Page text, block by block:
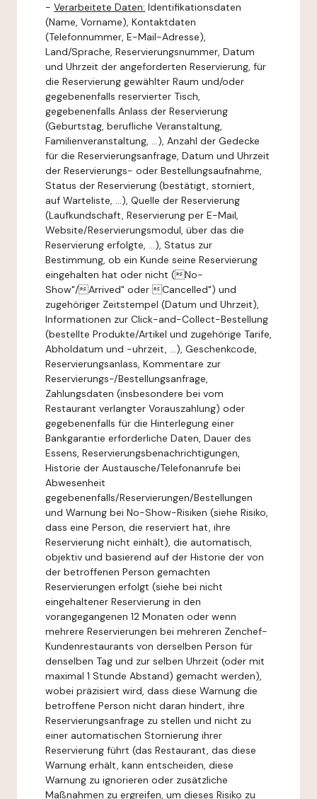
- Verarbeitete Daten: Identifikationsdaten
(Name, Vorname), Kontaktdaten
(Telefonnummer, E-Mail-Adresse),
Land/Sprache, Reservierungsnummer, Datum
und Uhrzeit der angeforderten Reservierung, für
die Reservierung gewählter Raum und/oder
gegebenenfalls reservierter Tisch,
gegebenenfalls Anlass der Reservierung
(Geburtstag, berufliche Veranstaltung,
Familienveranstaltung, ...), Anzahl der Gedecke
für die Reservierungsanfrage, Datum und Uhrzeit
der Reservierungs- oder Bestellungsaufnahme,
Status der Reservierung (bestätigt, storniert,
auf Warteliste, ...), Quelle der Reservierung
(Laufkundschaft, Reservierung per E-Mail,
Website/Reservierungsmodul, über das die
Reservierung erfolgte, ...), Status zur
Bestimmung, ob ein Kunde seine Reservierung
eingehalten hat oder nicht (No-
Show"/Arrived" oder Cancelled") und
zugehöriger Zeitstempel (Datum und Uhrzeit),
Informationen zur Click-and-Collect-Bestellung
(bestellte Produkte/Artikel und zugehörige Tarife,
Abholdatum und -uhrzeit, ...), Geschenkcode,
Reservierungsanlass, Kommentare zur
Reservierungs-/Bestellungsanfrage,
Zahlungsdaten (insbesondere bei vom
Restaurant verlangter Vorauszahlung) oder
gegebenenfalls für die Hinterlegung einer
Bankgarantie erforderliche Daten, Dauer des
Essens, Reservierungsbenachrichtigungen,
Historie der Austausche/Telefonanrufe bei
Abwesenheit
gegebenenfalls/Reservierungen/Bestellungen
und Warnung bei No-Show-Risiken (siehe Risiko,
dass eine Person, die reserviert hat, ihre
Reservierung nicht einhält), die automatisch,
objektiv und basierend auf der Historie der von
der betroffenen Person gemachten
Reservierungen erfolgt (siehe bei nicht
eingehaltener Reservierung in den
vorangegangenen 12 Monaten oder wenn
mehrere Reservierungen bei mehreren Zenchef-
Kundenrestaurants von derselben Person für
denselben Tag und zur selben Uhrzeit (oder mit
maximal 1 Stunde Abstand) gemacht werden),
wobei präzisiert wird, dass diese Warnung die
betroffene Person nicht daran hindert, ihre
Reservierungsanfrage zu stellen und nicht zu
einer automatischen Stornierung ihrer
Reservierung führt (das Restaurant, das diese
Warnung erhält, kann entscheiden, diese
Warnung zu ignorieren oder zusätzliche
Maßnahmen zu ergreifen, um dieses Risiko zu